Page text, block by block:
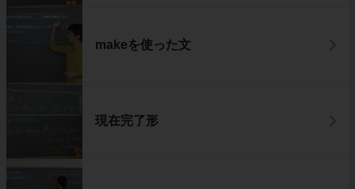
makeを使った文
現在完了形